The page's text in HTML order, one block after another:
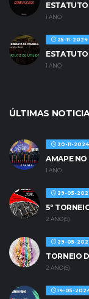
1 ANO
25-11-2024
1 ANO
ÚLTIMAS
20-11-2024
AMAPE NO
1 ANO
29-05-
5º
2 ANO(S)
29-05-
TORNEIO
2 ANO(S)
14-05-